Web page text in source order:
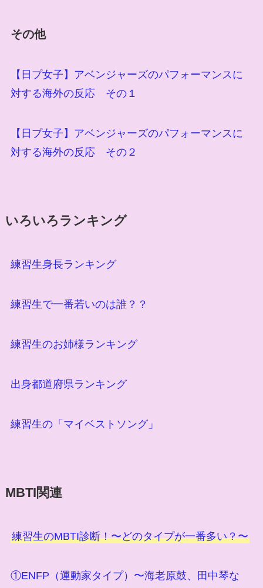
その他
【日プ女子】アベンジャーズのパフォーマンスに
対する海外の反応 その１
【日プ女子】アベンジャーズのパフォーマンスに
対する海外の反応 その２
いろいろランキング
練習生身長ランキング
練習生で一番若いのは誰？？
練習生のお姉様ランキング
出身都道府県ランキング
練習生の「マイベストソング」
MBTI関連
練習生のMBTI診断！〜どのタイプが一番多い？〜
①ENFP（運動家タイプ）〜海老原鼓、田中琴な